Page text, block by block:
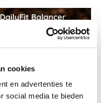
cookies
en advertenties te
social media te bieden